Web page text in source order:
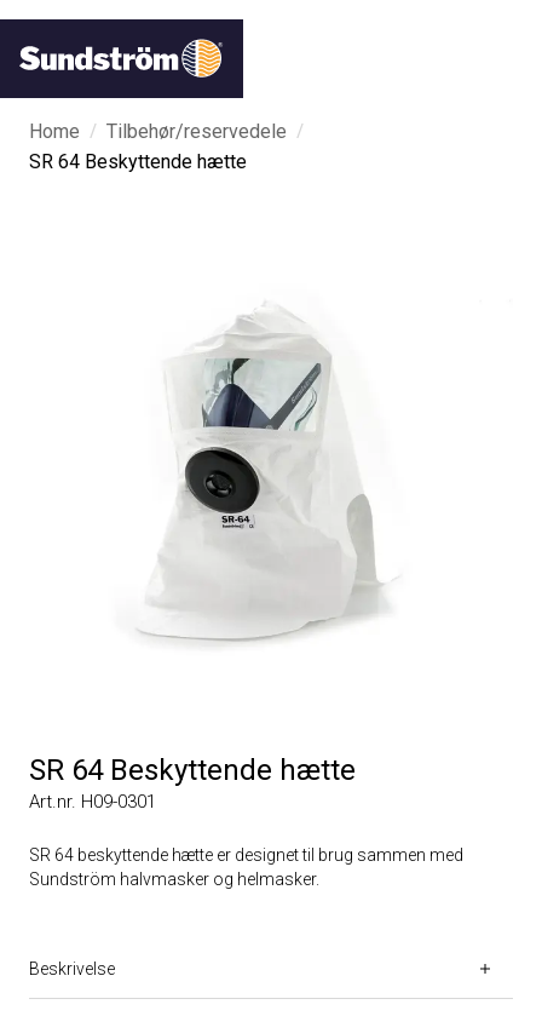
Home / Tilbehør/reservedele /
SR 64 Beskyttende hætte
SR 64 Beskyttende hætte
Art.nr. H09-0301
SR 64 beskyttende hætte er designet til brug sammen med
Sundström halvmasker og helmasker.
Beskrivelse